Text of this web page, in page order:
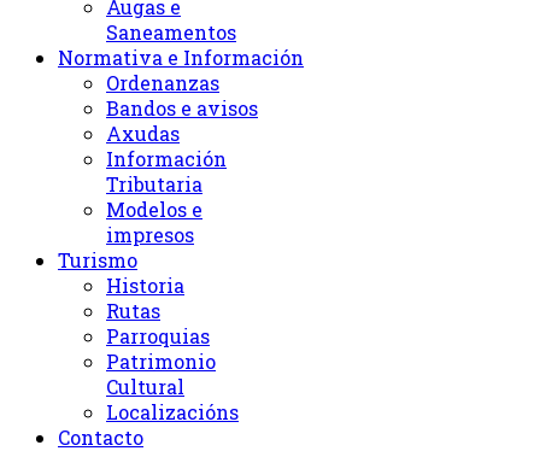
Augas e
Saneamentos
Normativa e Información
Ordenanzas
Bandos e avisos
Axudas
Información
Tributaria
Modelos e
impresos
Turismo
Historia
Rutas
Parroquias
Patrimonio
Cultural
Localizacións
Contacto